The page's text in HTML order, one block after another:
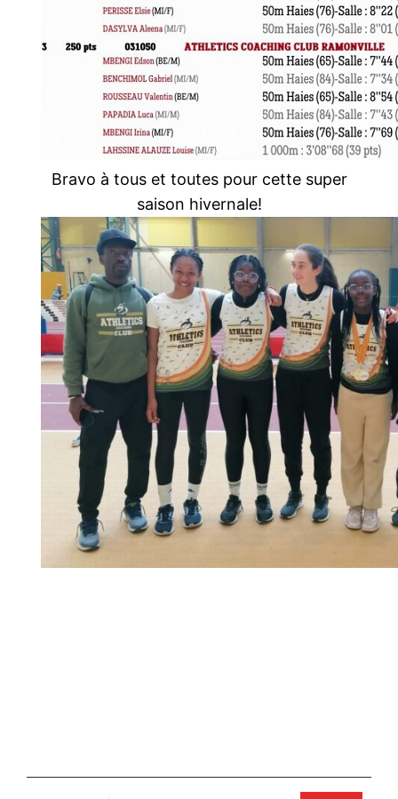
Bravo à tous et toutes pour cette super
saison hivernale!